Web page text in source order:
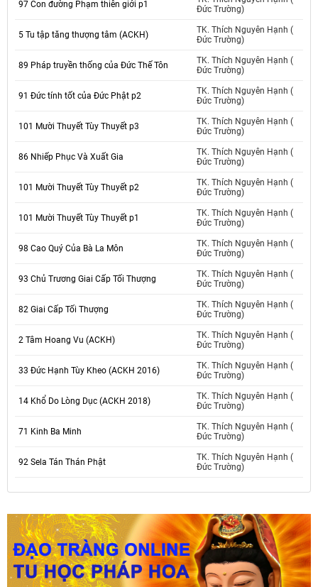
97 Con đường Phạm thiên giới p1
Đức Trường)
5 Tu tập tăng thượng tâm (ACKH)
TK. Thích Nguyên Hạnh (
Đức Trường)
89 Pháp truyền thống của Đức Thế Tôn
TK. Thích Nguyên Hạnh (
Đức Trường)
91 Đức tính tốt của Đức Phật p2
TK. Thích Nguyên Hạnh (
Đức Trường)
101 Mười Thuyết Tùy Thuyết p3
TK. Thích Nguyên Hạnh (
Đức Trường)
86 Nhiếp Phục Và Xuất Gia
TK. Thích Nguyên Hạnh (
Đức Trường)
101 Mười Thuyết Tùy Thuyết p2
TK. Thích Nguyên Hạnh (
Đức Trường)
101 Mười Thuyết Tùy Thuyết p1
TK. Thích Nguyên Hạnh (
Đức Trường)
98 Cao Quý Của Bà La Môn
TK. Thích Nguyên Hạnh (
Đức Trường)
93 Chủ Trương Giai Cấp Tối Thượng
TK. Thích Nguyên Hạnh (
Đức Trường)
82 Giai Cấp Tối Thượng
TK. Thích Nguyên Hạnh (
Đức Trường)
2 Tâm Hoang Vu (ACKH)
TK. Thích Nguyên Hạnh (
Đức Trường)
33 Đức Hạnh Tùy Kheo (ACKH 2016)
TK. Thích Nguyên Hạnh (
Đức Trường)
14 Khổ Do Lòng Dục (ACKH 2018)
TK. Thích Nguyên Hạnh (
Đức Trường)
71 Kinh Ba Minh
TK. Thích Nguyên Hạnh (
Đức Trường)
92 Sela Tán Thán Phật
TK. Thích Nguyên Hạnh (
Đức Trường)